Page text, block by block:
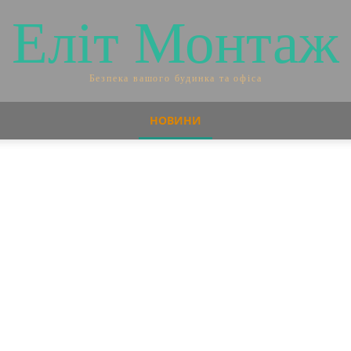
Еліт Монтаж
Безпека вашого будинка та офіса
НОВИНИ